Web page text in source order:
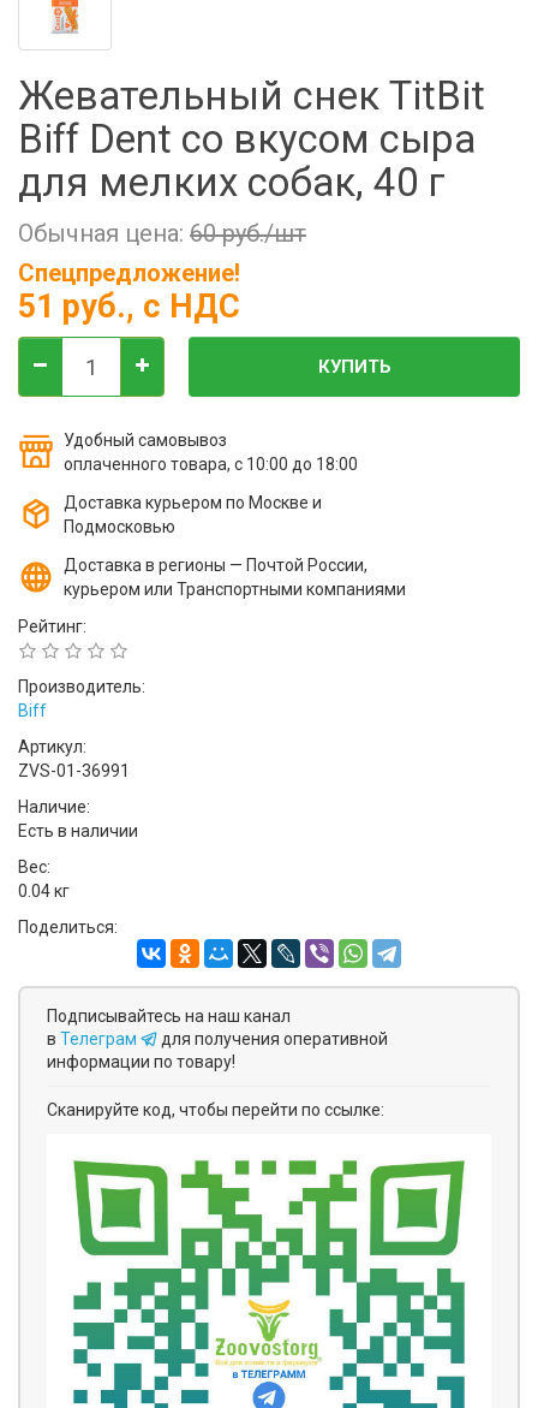
Фильтры молочные
Электронная маркировка коров
Держатели лизунцов
Жевательный снек TitBit
Biff Dent со вкусом сыра
для мелких собак, 40 г
Обычная цена: 60 руб./шт
Спецпредложение!
51 руб., с НДС
КУПИТЬ
Удобный самовывоз
оплаченного товара, с 10:00 до 18:00
Доставка курьером по Москве и
Подмосковью
Доставка в регионы — Почтой России,
курьером или Транспортными компаниями
Рейтинг:
Производитель:
Biff
Артикул:
ZVS-01-36991
Наличие:
Есть в наличии
Вес:
0.04 кг
Поделиться:
Подписывайтесь на наш канал
в Телеграм
для получения оперативной
информации по товару!
Сканируйте код, чтобы перейти по ссылке: